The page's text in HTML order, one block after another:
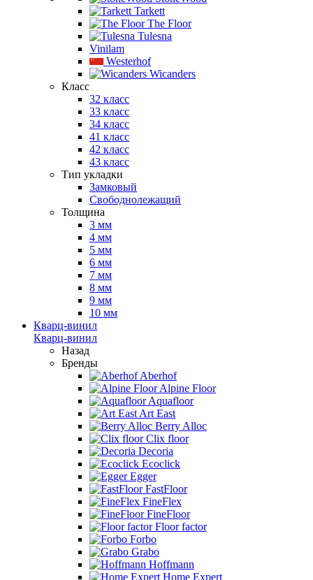
Tarkett
The Floor
Tulesna
Vinilam
Westerhof
Wicanders
Класс
32 класс
33 класс
34 класс
41 класс
42 класс
43 класс
Тип укладки
Замковый
Свободнолежащий
Толщина
3 мм
4 мм
5 мм
6 мм
7 мм
8 мм
9 мм
10 мм
Кварц-винил
Кварц-винил
Назад
Бренды
Aberhof
Alpine Floor
Aquafloor
Art East
Berry Alloc
Clix floor
Decoria
Ecoclick
Egger
FastFloor
FineFlex
FineFloor
Floor factor
Forbo
Grabo
Hoffmann
Home Expert